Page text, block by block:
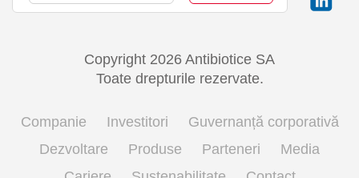
Copyright 2026 Antibiotice SA
Toate drepturile rezervate.
Companie Investitori
Guvernanță corporativă
Dezvoltare
Produse Parteneri
Media